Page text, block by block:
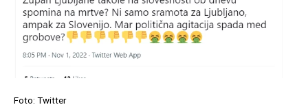
Foto: Twitter